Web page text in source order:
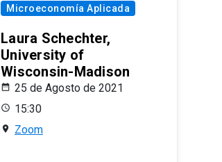
Microeconomía Aplicada
Laura Schechter,
University of
Wisconsin-Madison
25 de Agosto de 2021
15:30
Zoom